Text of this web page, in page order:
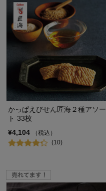
かっぱえびせん匠海２種アソー
ト 33枚
¥4,104
（税込）
(10)